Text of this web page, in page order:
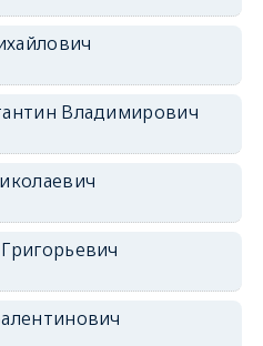
Владимирович